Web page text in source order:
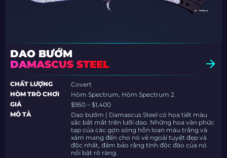
DAO BƯỚM
DAMASCUS STEEL
CHẤT LƯỢNG
Covert
HÒM TRÒ CHƠI
Hòm Spectrum, Hòm Spectrum 2
GIÁ
$950 – $1,400
MÔ TẢ
Dao bướm | Damascus Steel có họa tiết màu
sắc bắt mắt trên lưỡi dao. Những hoa văn phức
tạp của các gợn sóng hỗn loạn màu trắng và
xám mang đến cho nó vẻ ngoài tuyệt đẹp và
độc nhất, đảm bảo rằng tính độc đáo của nó
nổi bật rõ ràng.